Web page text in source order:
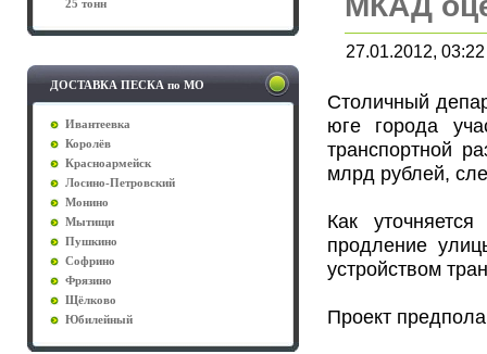
25 тонн
ДОСТАВКА ПЕСКА по МО
Ивантеевка
Королёв
Красноармейск
Лосино-Петровский
Монино
Мытищи
Пушкино
Софрино
Фрязино
Щёлково
Юбилейный
27.01.2012,
Столичный
юге города
транспортной
млрд рублей,
Как
продление
устройством
Проект